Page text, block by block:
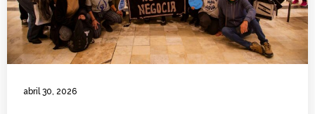
abril 30, 2026